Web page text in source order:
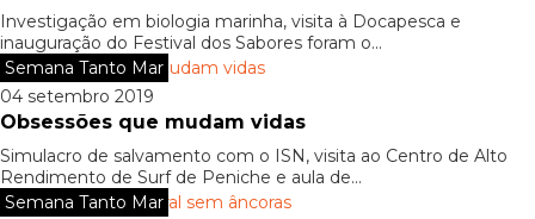
Investigação em biologia marinha, visita à Docapesca e
inauguração do Festival dos Sabores foram o...
Semana Tanto Mar
04 setembro 2019
Obsessões que mudam vidas
Simulacro de salvamento com o ISN, visita ao Centro de Alto
Rendimento de Surf de Peniche e aula de...
Semana Tanto Mar